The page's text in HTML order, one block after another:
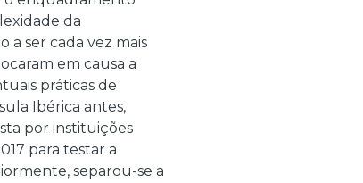
da
a ser cada vez mais
em causa a
práticas de
Ibérica antes,
por instituições
para testar a
separou-se a